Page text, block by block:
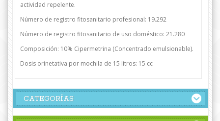
actividad repelente.
Número de registro fitosanitario profesional: 19.292
Número de registro fitosanitario de uso doméstico: 21.280
Composición: 10% Cipermetrina (Concentrado emulsionable).
Dosis orinetativa por mochila de 15 litros: 15 cc
CATEGORÍAS